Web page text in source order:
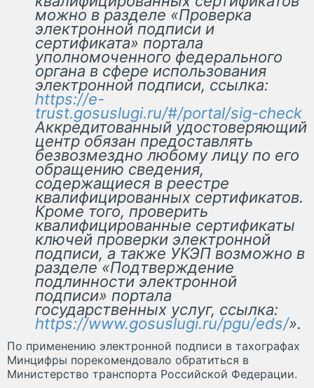
можно в разделе «Проверка
электронной подписи и
сертификата» портала
уполномоченного федерального
органа в сфере использования
электронной подписи, ссылка:
https://e-
trust.gosuslugi.ru/#/portal/sig-check
Аккредитованный удостоверяющий
центр обязан предоставлять
безвозмездно любому лицу по его
обращению сведения,
содержащиеся в реестре
квалифицированных сертификатов.
Кроме того, проверить
квалифицированные сертификаты
ключей проверки электронной
подписи, а также УКЭП возможно в
разделе «Подтверждение
подлинности электронной
подписи» портала
государственных услуг, ссылка:
https://www.gosuslugi.ru/pgu/eds/».
По применению электронной подписи в тахографах
Минцифры порекомендовало обратиться в
Министерство транспорта Российской Федерации.